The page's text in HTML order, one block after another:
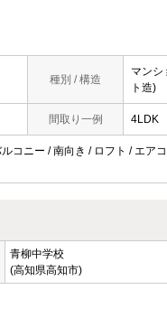
種別 / 構造
マンシ
ト造)
間取り一例 4LDK
コニー / 南向き / ロフト / エア
青柳中学校
(高知県高知市)